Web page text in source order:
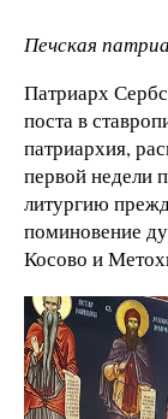
Печская
Патриарх
поста в
патриархия,
первой недели
литургию
поминовение
Косово и